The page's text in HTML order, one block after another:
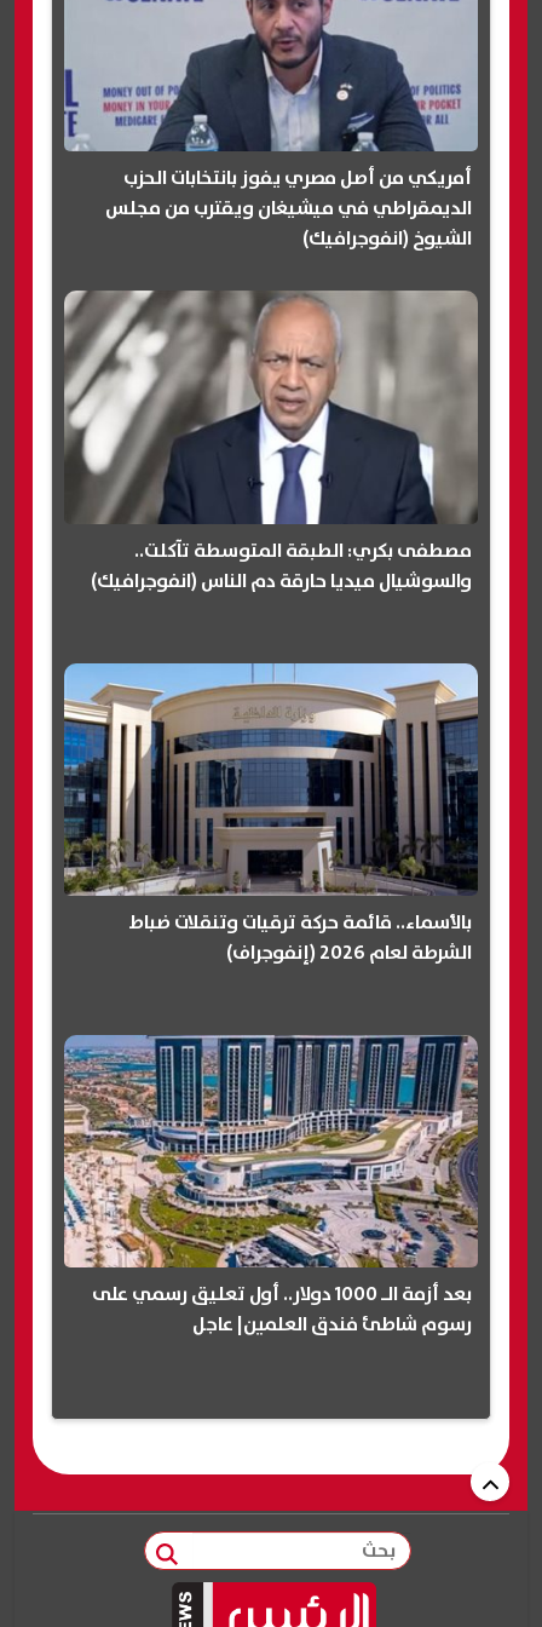
أمريكي من أصل مصري يفوز بانتخابات الحزب
الديمقراطي في ميشيغان ويقترب من مجلس
الشيوخ (انفوجرافيك)
مصطفى بكري: الطبقة المتوسطة تآكلت..
والسوشيال ميديا حارقة دم الناس (انفوجرافيك)
بالأسماء.. قائمة حركة ترقيات وتنقلات ضباط
الشرطة لعام 2026 (إنفوجراف)
بعد أزمة الـ 1000 دولار.. أول تعليق رسمي على
رسوم شاطئ فندق العلمين| عاجل
بحث